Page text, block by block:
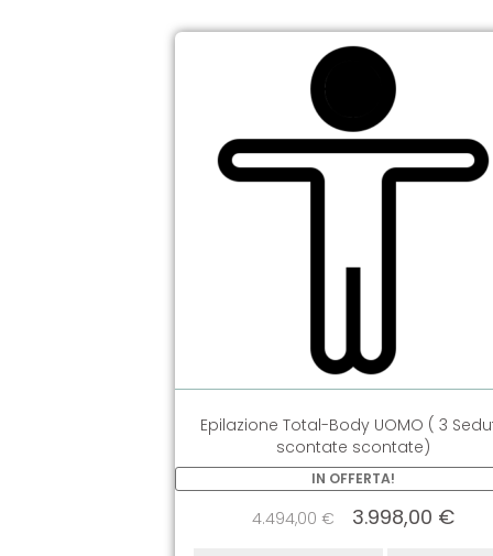
Epilazione Total-Body UOMO ( 3
scontate scontate)
IN OFFERTA!
4.494,00 € 3.998,00 €